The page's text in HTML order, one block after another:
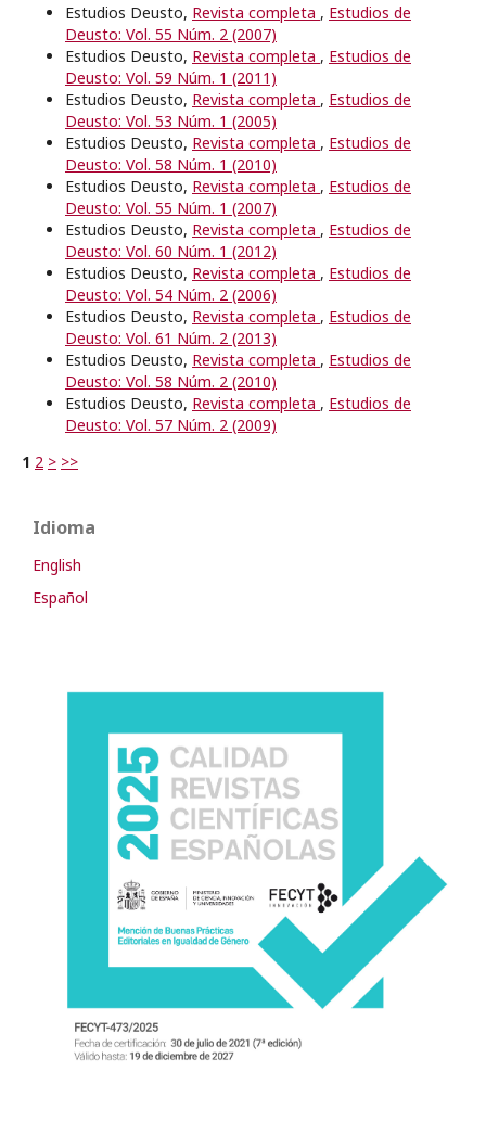
Estudios Deusto, Revista completa , Estudios de
Deusto: Vol. 55 Núm. 2 (2007)
Estudios Deusto, Revista completa , Estudios de
Deusto: Vol. 59 Núm. 1 (2011)
Estudios Deusto, Revista completa , Estudios de
Deusto: Vol. 53 Núm. 1 (2005)
Estudios Deusto, Revista completa , Estudios de
Deusto: Vol. 58 Núm. 1 (2010)
Estudios Deusto, Revista completa , Estudios de
Deusto: Vol. 55 Núm. 1 (2007)
Estudios Deusto, Revista completa , Estudios de
Deusto: Vol. 60 Núm. 1 (2012)
Estudios Deusto, Revista completa , Estudios de
Deusto: Vol. 54 Núm. 2 (2006)
Estudios Deusto, Revista completa , Estudios de
Deusto: Vol. 61 Núm. 2 (2013)
Estudios Deusto, Revista completa , Estudios de
Deusto: Vol. 58 Núm. 2 (2010)
Estudios Deusto, Revista completa , Estudios de
Deusto: Vol. 57 Núm. 2 (2009)
1 2 > >>
Idioma
English
Español